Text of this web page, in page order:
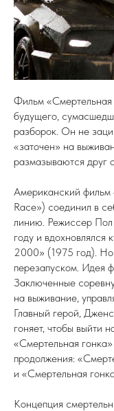
Фильм «Смертельная
будущего,
разборок. Он не
«заточен» на
размазываются друг
Американский фильм
Race») соединил в
линию. Режиссер
году и вдохновлялся
2000» (1975 год).
перезапуском. Идея
Заключенные
на выживание,
Главный герой,
гоняет, чтобы выйти
«Смертельная
продолжения:
и «Смертельная
Концепция